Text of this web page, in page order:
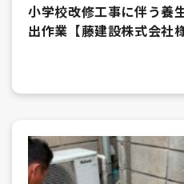
小学校改修工事に伴う養
出作業【藤建設株式会社